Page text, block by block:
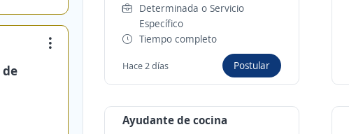
Determinada o Servicio
Específico
Tiempo completo
Hace 2 días Postular
Ayudante de cocina